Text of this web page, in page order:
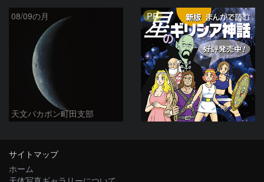
08/09の月
天文バカボン町田支部
PR
サイトマップ
ホーム